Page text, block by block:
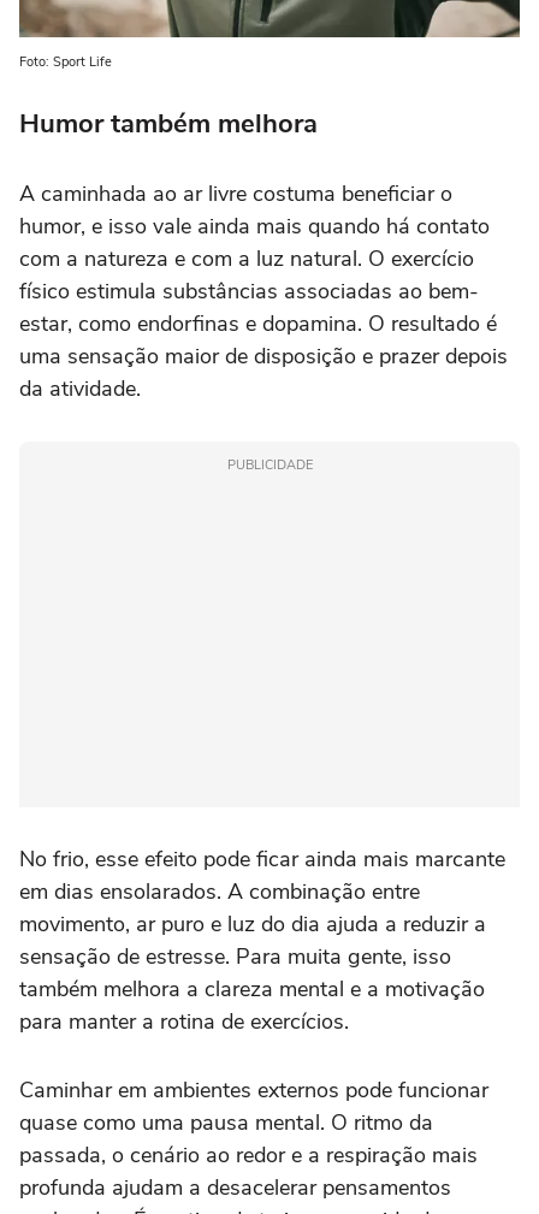
Foto: Sport Life
Humor também melhora
A caminhada ao ar livre costuma beneficiar o
humor, e isso vale ainda mais quando há contato
com a natureza e com a luz natural. O exercício
físico estimula substâncias associadas ao bem-
estar, como endorfinas e dopamina. O resultado é
uma sensação maior de disposição e prazer depois
da atividade.
PUBLICIDADE
No frio, esse efeito pode ficar ainda mais marcante
em dias ensolarados. A combinação entre
movimento, ar puro e luz do dia ajuda a reduzir a
sensação de estresse. Para muita gente, isso
também melhora a clareza mental e a motivação
para manter a rotina de exercícios.
Caminhar em ambientes externos pode funcionar
quase como uma pausa mental. O ritmo da
passada, o cenário ao redor e a respiração mais
profunda ajudam a desacelerar pensamentos